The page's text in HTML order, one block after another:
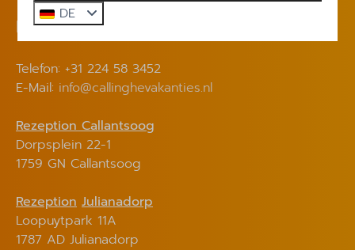
Kontakt
Telefon: +31 224 58 3452
E-Mail: info@callinghevakanties.nl
Rezeption Callantsoog
Dorpsplein 22-1
1759 GN Callantsoog
Rezeption Julianadorp
Loopuytpark 11A
1787 AD Julianadorp
DE